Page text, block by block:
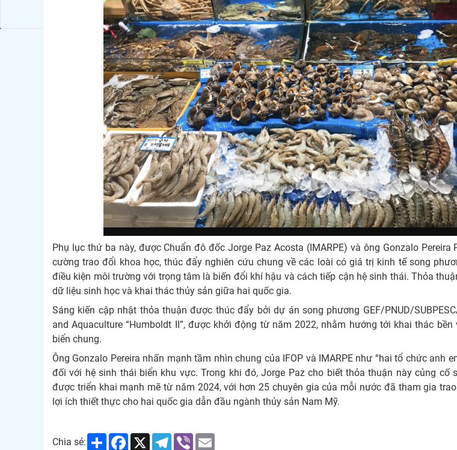
Phụ lục thứ ba này, được Chuẩn đô đốc Jorge Paz Acosta (IMARPE) và ông Gonzalo Pereira
cường trao đổi khoa học, thúc đẩy nghiên cứu chung về các loài có giá trị kinh tế song
điều kiện môi trường với trọng tâm là biến đổi khí hậu và cách tiếp cận hệ sinh thái. Thỏa
dữ liệu sinh học và khai thác thủy sản giữa hai quốc gia.
Sáng kiến cập nhật thỏa thuận được thúc đẩy bởi dự án song phương GEF/PNUD/
and Aquaculture “Humboldt II”, được khởi động từ năm 2022, nhằm hướng tới khai thác
biển chung.
Ông Gonzalo Pereira nhấn mạnh tầm nhìn chung của IFOP và IMARPE như “hai tổ chức anh
đối với hệ sinh thái biển khu vực. Trong khi đó, Jorge Paz cho biết thỏa thuận này củng cố
được triển khai mạnh mẽ từ năm 2024, với hơn 25 chuyên gia của mỗi nước đã tham gia
lợi ích thiết thực cho hai quốc gia dẫn đầu ngành thủy sản Nam Mỹ.
Chia sẻ: Share Facebook
X Telegram
Viber